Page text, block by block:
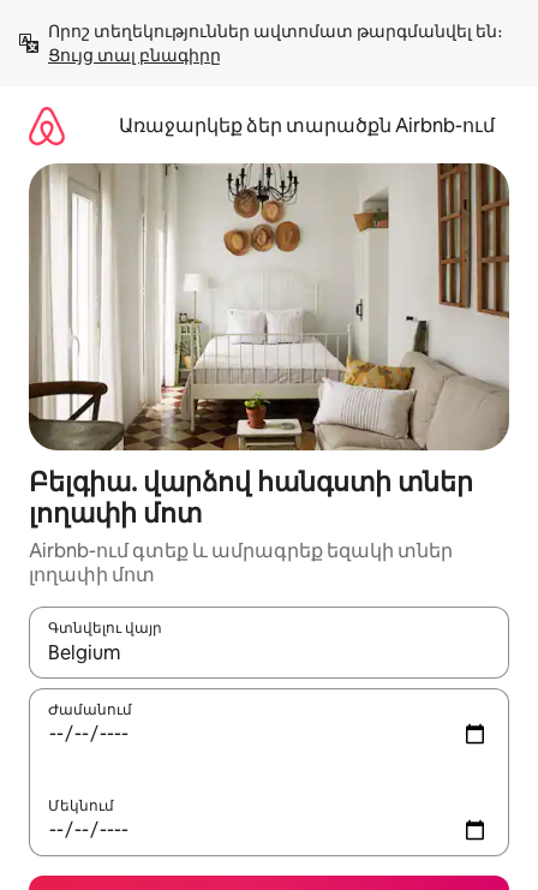
բովանդակությանը
Ցույց տալ բնագիրը
Առաջարկեք ձեր տարածքն Airbnb-ում
Բելգիա. վարձով հանգստի տներ
լողափի մոտ
Airbnb-ում գտեք և ամրագրեք եզակի տներ
լողափի մոտ
Գտնվելու վայր
Երբ արդյունքները հասանելի լինեն, սլաքների
Ժամանում
Մեկնում